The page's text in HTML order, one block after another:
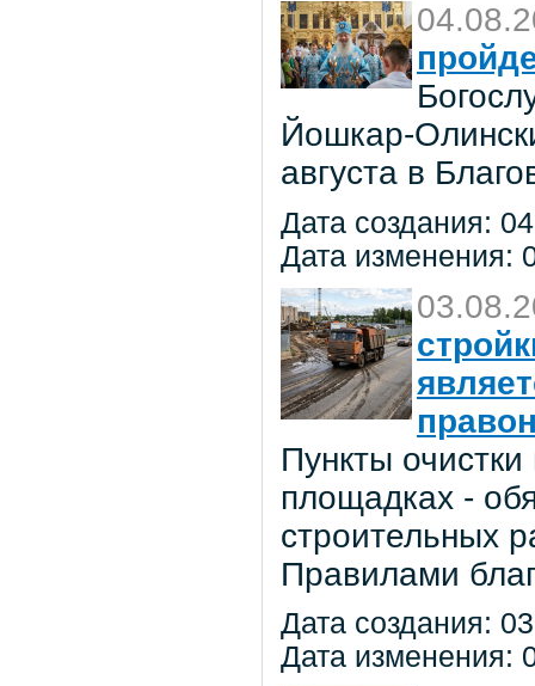
Йошкар-
августа в
Дата создания:
Дата изменения:
Пункты
площадках -
строительных
Правилами
Дата создания:
Дата изменения: